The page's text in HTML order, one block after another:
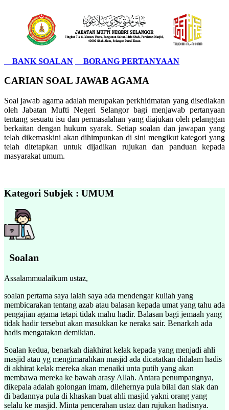
BANK SOALAN BORANG PERTANYAAN
CARIAN SOAL JAWAB AGAMA
Soal jawab agama adalah merupakan perkhidmatan yang disediakan
oleh Jabatan Mufti Negeri Selangor bagi menjawab pertanyaan
tentang sesuatu isu dan permasalahan yang diajukan oleh pelanggan
berkaitan dengan hukum syarak. Setiap soalan dan jawapan yang
telah dikemaskini akan dihimpunkan di sini mengikut kategori yang
telah ditetapkan untuk dijadikan rujukan dan panduan kepada
masyarakat umum.
Kategori Subjek : UMUM
Soalan
Assalammualaikum ustaz,
soalan pertama saya ialah saya ada mendengar kuliah yang
membicarakan tentang azab atau balasan kepada umat yang tahu ada
pengajian agama tetapi tidak mahu hadir. Balasan bagi jemaah yang
tidak hadir tersebut akan masukkan ke neraka sair. Benarkah ada
hadis mengatakan demikian.
Soalan kedua, benarkah diakhirat kelak kepada yang menjadi ahli
masjid atau yg mengimarahkan masjid ada dicatatkan didalam hadis
di akhirat kelak mereka akan menaiki unta putih yang akan
membawa mereka ke bawah arasy Allah. Antara penumpangnya,
dikepala adalah golongan imam, dilehernya pula bilal dan siak dan
di badannya pula di khaskan buat ahli masjid yakni orang yang
selalu ke masjid. Minta pencerahan ustaz dan rujukan hadisnya.